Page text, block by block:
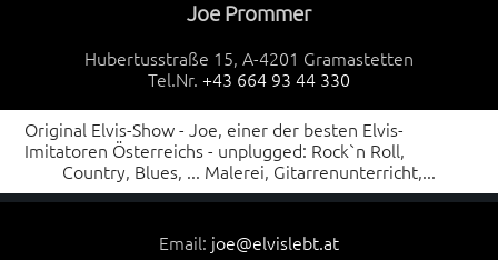
Joe Prommer
Hubertusstraße 15, A-4201 Gramastetten
Tel.Nr. +43 664 93 44 330
Original Elvis-Show - Joe, einer der besten Elvis-
Imitatoren Österreichs - unplugged: Rock`n Roll,
Country, Blues, ... Malerei, Gitarrenunterricht,...
Email: joe@elvislebt.at